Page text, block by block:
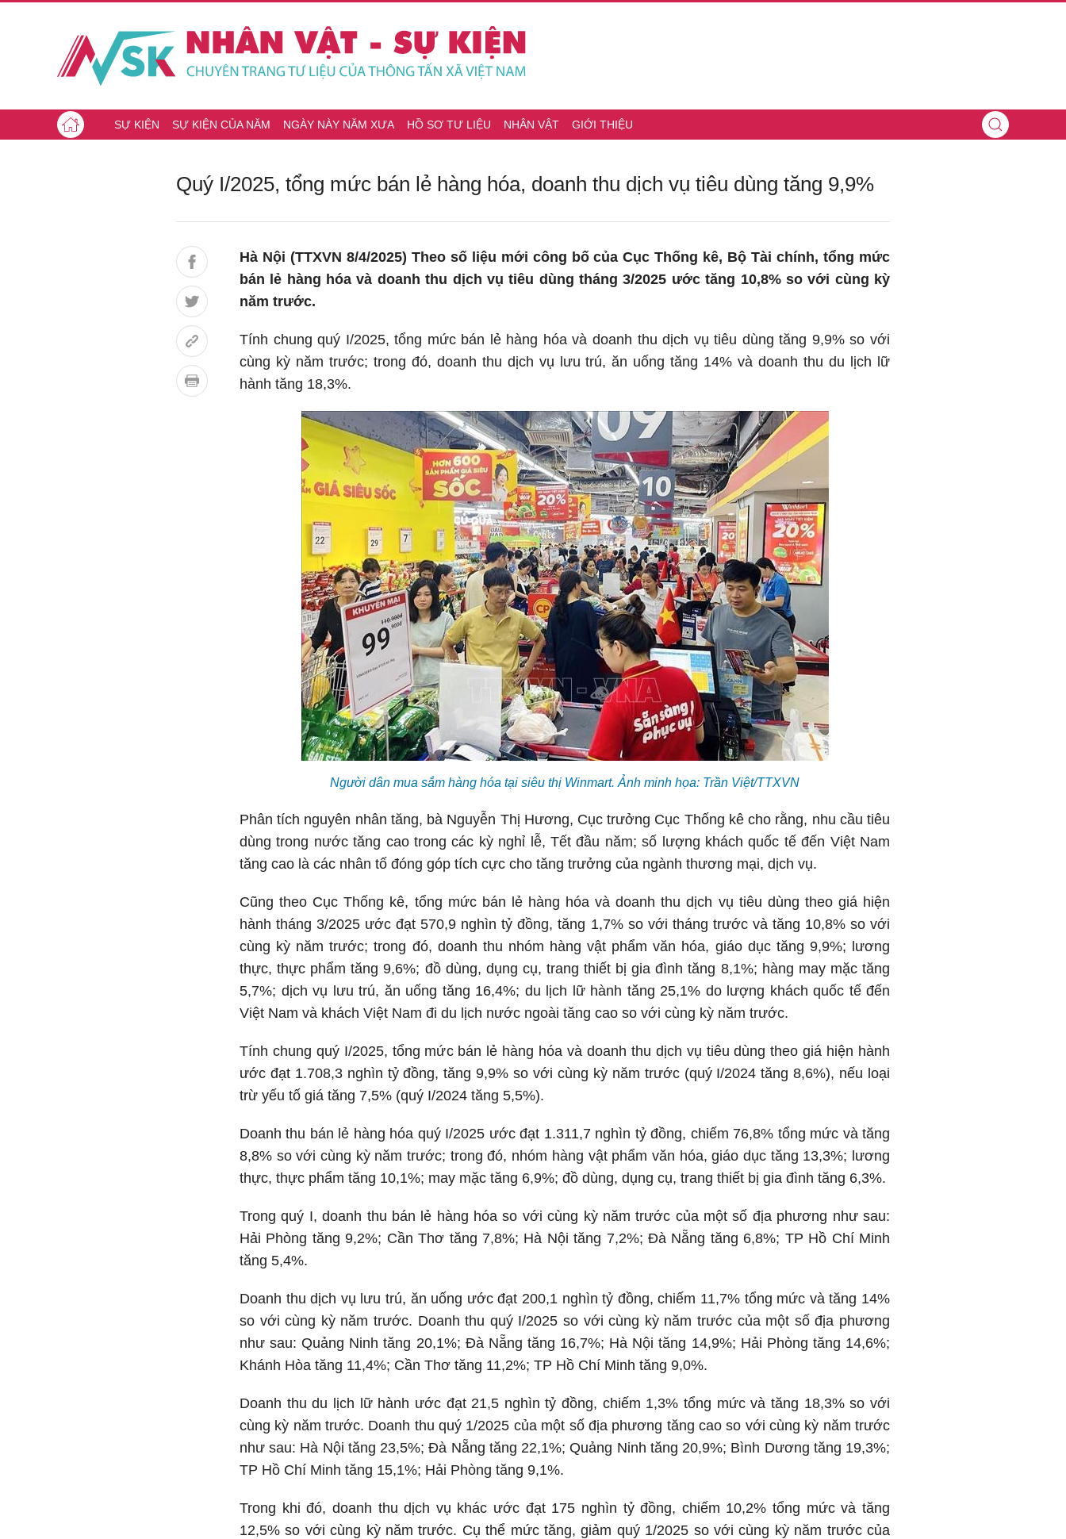
SỰ KIỆN SỰ KIỆN CỦA NĂM NGÀY NÀY NĂM XƯA HỒ SƠ TƯ LIỆU NHÂN VẬT GIỚI THIỆU
Quý I/2025, tổng mức bán lẻ hàng hóa, doanh thu dịch vụ tiêu dùng tăng 9,9%
Hà Nội (TTXVN 8/4/2025) Theo số liệu mới công bố của Cục Thống kê, Bộ Tài chính, tổng mức
bán lẻ hàng hóa và doanh thu dịch vụ tiêu dùng tháng 3/2025 ước tăng 10,8% so với cùng kỳ
năm trước.
Tính chung quý I/2025, tổng mức bán lẻ hàng hóa và doanh thu dịch vụ tiêu dùng tăng 9,9% so với
cùng kỳ năm trước; trong đó, doanh thu dịch vụ lưu trú, ăn uống tăng 14% và doanh thu du lịch lữ
hành tăng 18,3%.
Người dân mua sắm hàng hóa tại siêu thị Winmart. Ảnh minh họa: Trần Việt/TTXVN
Phân tích nguyên nhân tăng, bà Nguyễn Thị Hương, Cục trưởng Cục Thống kê cho rằng, nhu cầu tiêu
dùng trong nước tăng cao trong các kỳ nghỉ lễ, Tết đầu năm; số lượng khách quốc tế đến Việt Nam
tăng cao là các nhân tố đóng góp tích cực cho tăng trưởng của ngành thương mại, dịch vụ.
Cũng theo Cục Thống kê, tổng mức bán lẻ hàng hóa và doanh thu dịch vụ tiêu dùng theo giá hiện
hành tháng 3/2025 ước đạt 570,9 nghìn tỷ đồng, tăng 1,7% so với tháng trước và tăng 10,8% so với
cùng kỳ năm trước; trong đó, doanh thu nhóm hàng vật phẩm văn hóa, giáo dục tăng 9,9%; lương
thực, thực phẩm tăng 9,6%; đồ dùng, dụng cụ, trang thiết bị gia đình tăng 8,1%; hàng may mặc tăng
5,7%; dịch vụ lưu trú, ăn uống tăng 16,4%; du lịch lữ hành tăng 25,1% do lượng khách quốc tế đến
Việt Nam và khách Việt Nam đi du lịch nước ngoài tăng cao so với cùng kỳ năm trước.
Tính chung quý I/2025, tổng mức bán lẻ hàng hóa và doanh thu dịch vụ tiêu dùng theo giá hiện hành
ước đạt 1.708,3 nghìn tỷ đồng, tăng 9,9% so với cùng kỳ năm trước (quý I/2024 tăng 8,6%), nếu loại
trừ yếu tố giá tăng 7,5% (quý I/2024 tăng 5,5%).
Doanh thu bán lẻ hàng hóa quý I/2025 ước đạt 1.311,7 nghìn tỷ đồng, chiếm 76,8% tổng mức và tăng
8,8% so với cùng kỳ năm trước; trong đó, nhóm hàng vật phẩm văn hóa, giáo dục tăng 13,3%; lương
thực, thực phẩm tăng 10,1%; may mặc tăng 6,9%; đồ dùng, dụng cụ, trang thiết bị gia đình tăng 6,3%.
Trong quý I, doanh thu bán lẻ hàng hóa so với cùng kỳ năm trước của một số địa phương như sau:
Hải Phòng tăng 9,2%; Cần Thơ tăng 7,8%; Hà Nội tăng 7,2%; Đà Nẵng tăng 6,8%; TP Hồ Chí Minh
tăng 5,4%.
Doanh thu dịch vụ lưu trú, ăn uống ước đạt 200,1 nghìn tỷ đồng, chiếm 11,7% tổng mức và tăng 14%
so với cùng kỳ năm trước. Doanh thu quý I/2025 so với cùng kỳ năm trước của một số địa phương
như sau: Quảng Ninh tăng 20,1%; Đà Nẵng tăng 16,7%; Hà Nội tăng 14,9%; Hải Phòng tăng 14,6%;
Khánh Hòa tăng 11,4%; Cần Thơ tăng 11,2%; TP Hồ Chí Minh tăng 9,0%.
Doanh thu du lịch lữ hành ước đạt 21,5 nghìn tỷ đồng, chiếm 1,3% tổng mức và tăng 18,3% so với
cùng kỳ năm trước. Doanh thu quý 1/2025 của một số địa phương tăng cao so với cùng kỳ năm trước
như sau: Hà Nội tăng 23,5%; Đà Nẵng tăng 22,1%; Quảng Ninh tăng 20,9%; Bình Dương tăng 19,3%;
TP Hồ Chí Minh tăng 15,1%; Hải Phòng tăng 9,1%.
Trong khi đó, doanh thu dịch vụ khác ước đạt 175 nghìn tỷ đồng, chiếm 10,2% tổng mức và tăng
12,5% so với cùng kỳ năm trước. Cụ thể mức tăng, giảm quý 1/2025 so với cùng kỳ năm trước của